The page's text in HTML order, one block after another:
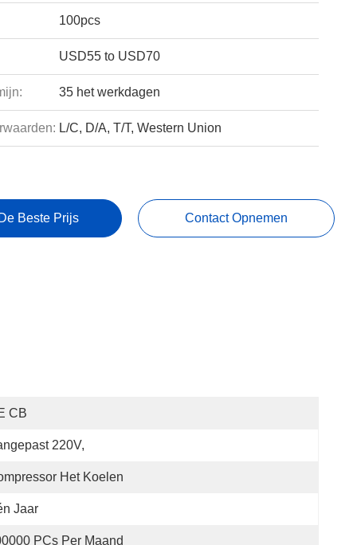
100pcs
USD55 to USD70
35 het werkdagen
L/C, D/A, T/T, Western Union
Beste Prijs Contact Opnemen
CB
220V,
Het Koelen
Jaar
PCs Per Maand